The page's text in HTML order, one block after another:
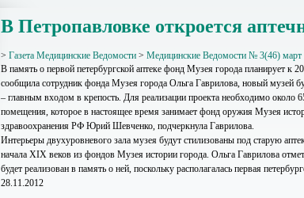
В Петропавловке откроется
> Газета Медицинские Ведомости > Медицинские Ведомости № 3(46) март
В память о первой петербургской аптеке фонд Музея города планирует к
сообщила сотрудник фонда Музея города Ольга Гаврилова, новый музей
– главным входом в крепость. Для реализации проекта необходимо около
помещения, которое в настоящее время занимает фонд оружия Музея
здравоохранения РФ Юрий Шевченко, подчеркнула Гаврилова.
Интерьеры двухуровневого зала музея будут стилизованы под старую
начала XIX веков из фондов Музея истории города. Ольга Гаврилова
будет реализован в память о ней, поскольку располагалась первая
28.11.2012